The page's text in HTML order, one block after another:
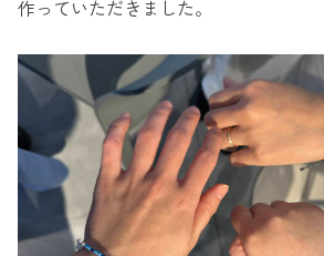
作っていただきました。